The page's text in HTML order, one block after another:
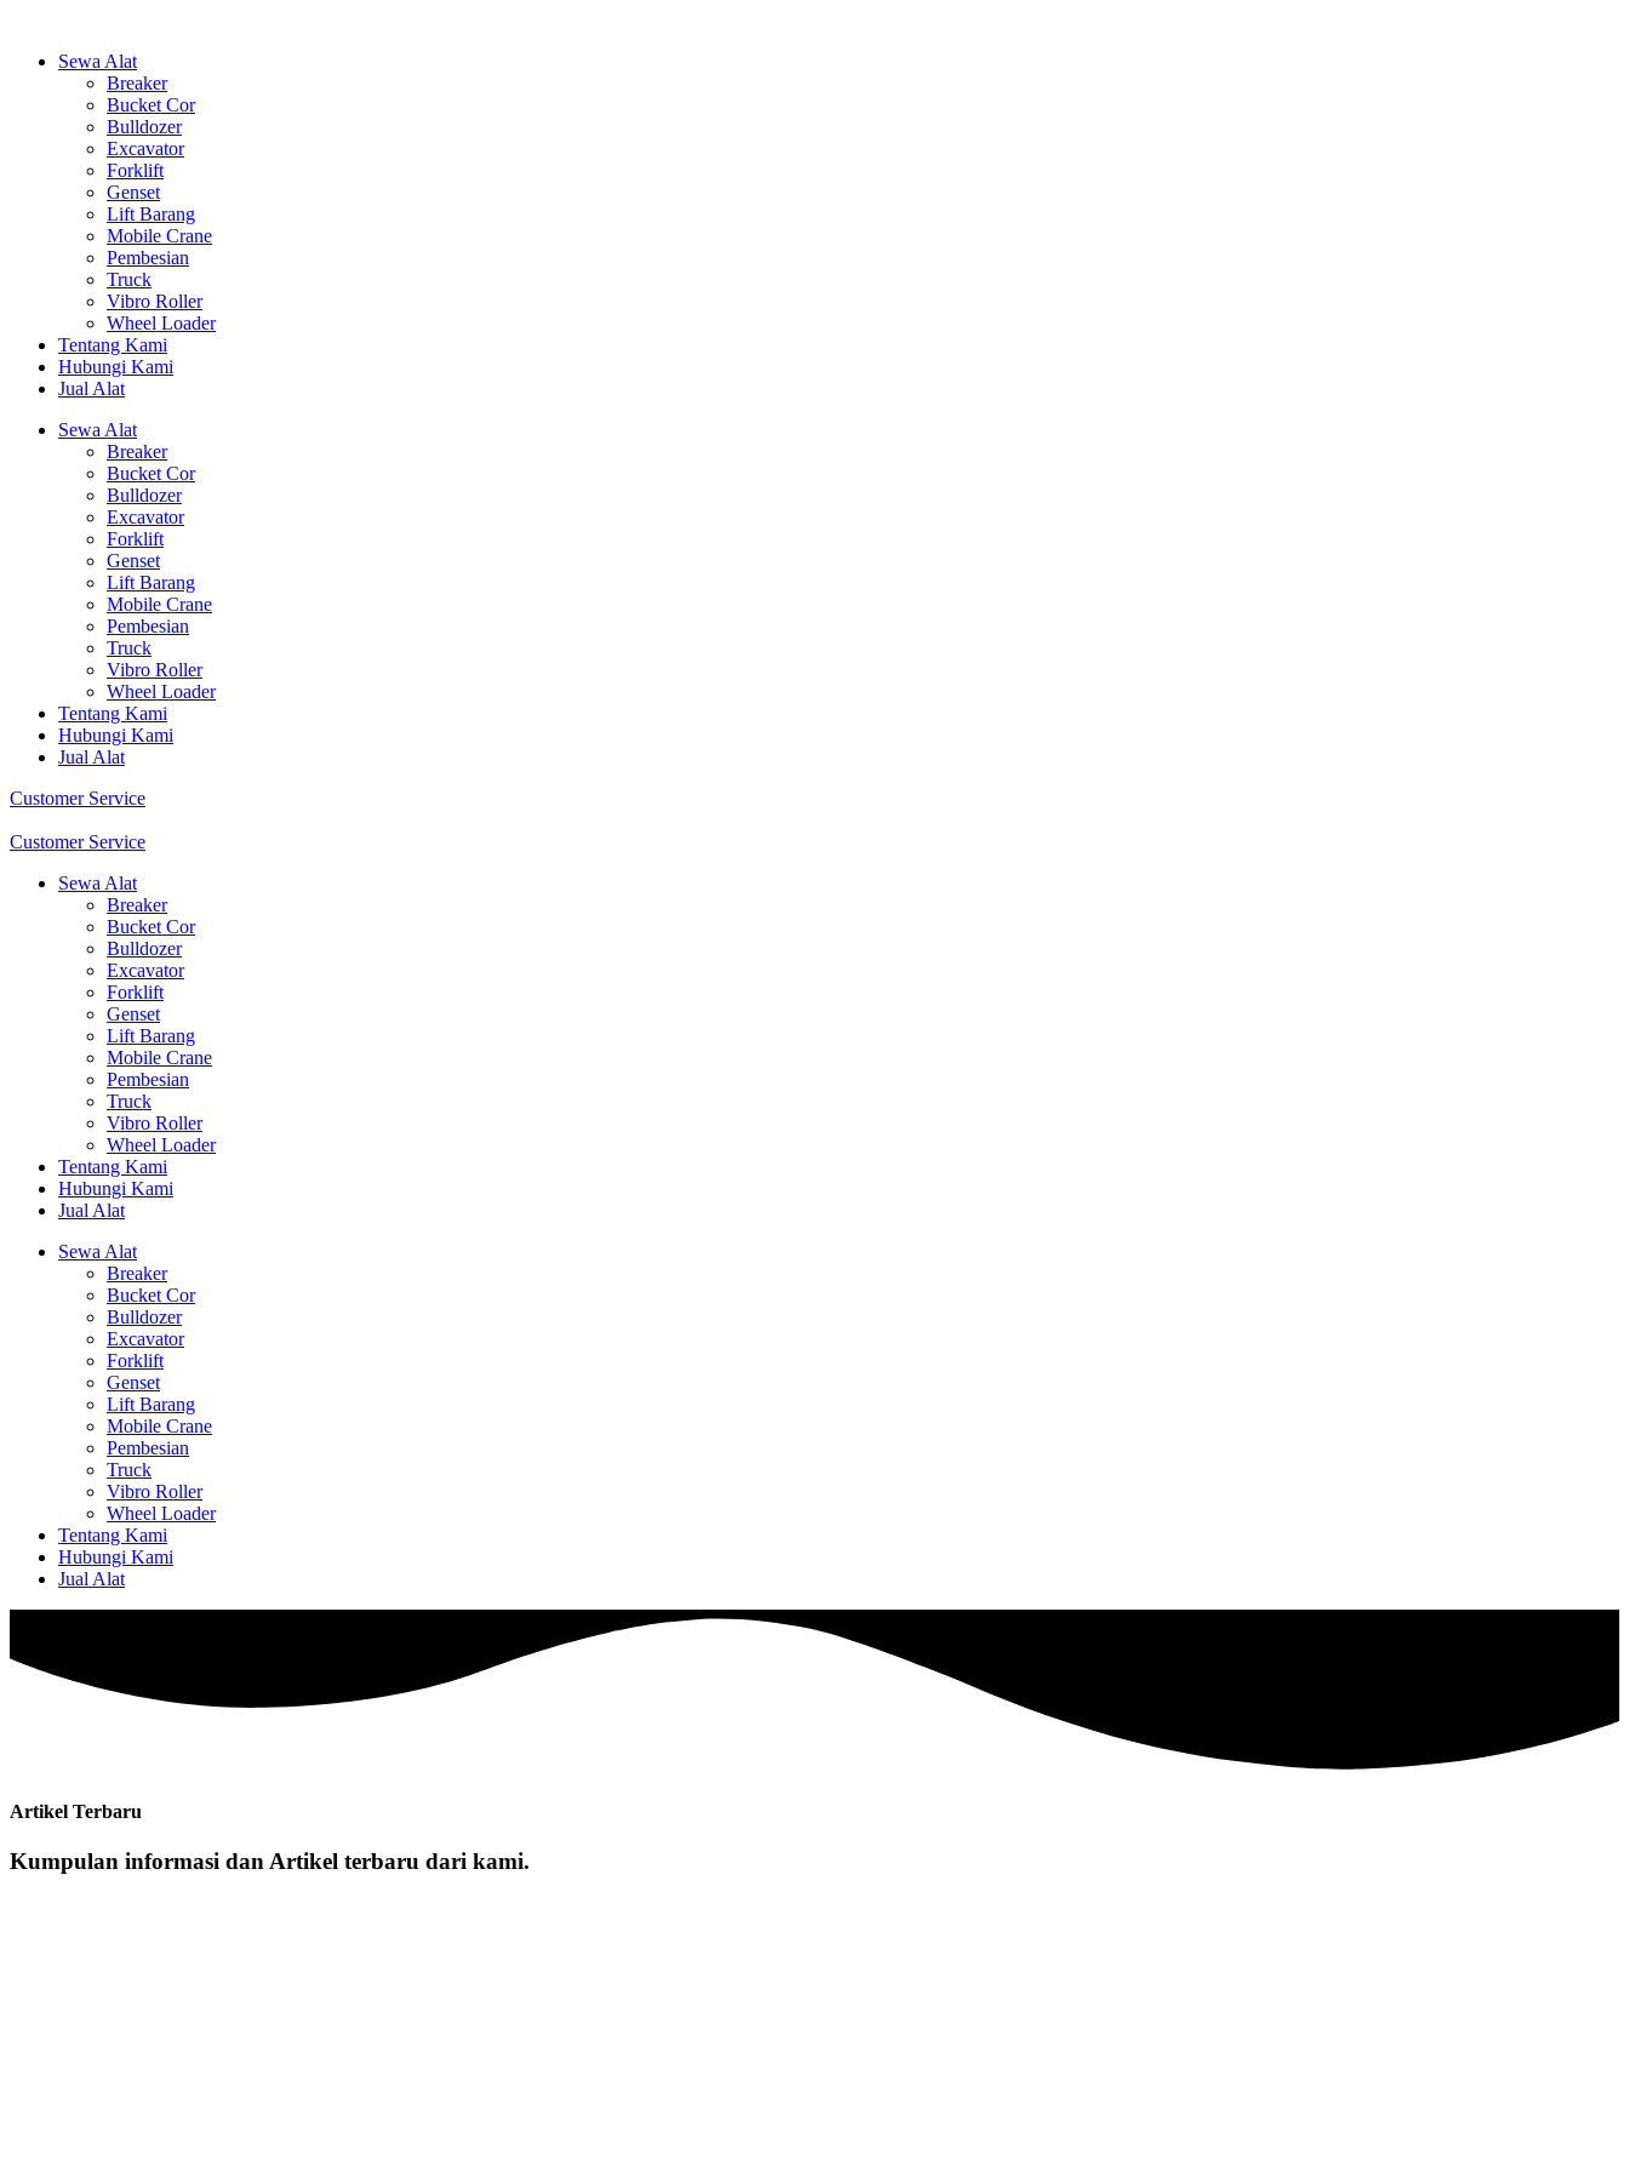
Sewa Alat
Breaker
Bucket Cor
Bulldozer
Excavator
Forklift
Genset
Lift Barang
Mobile Crane
Pembesian
Truck
Vibro Roller
Wheel Loader
Tentang Kami
Hubungi Kami
Jual Alat
Sewa Alat
Breaker
Bucket Cor
Bulldozer
Excavator
Forklift
Genset
Lift Barang
Mobile Crane
Pembesian
Truck
Vibro Roller
Wheel Loader
Tentang Kami
Hubungi Kami
Jual Alat
Customer Service
Customer Service
Sewa Alat
Breaker
Bucket Cor
Bulldozer
Excavator
Forklift
Genset
Lift Barang
Mobile Crane
Pembesian
Truck
Vibro Roller
Wheel Loader
Tentang Kami
Hubungi Kami
Jual Alat
Sewa Alat
Breaker
Bucket Cor
Bulldozer
Excavator
Forklift
Genset
Lift Barang
Mobile Crane
Pembesian
Truck
Vibro Roller
Wheel Loader
Tentang Kami
Hubungi Kami
Jual Alat
Artikel Terbaru
Kumpulan informasi dan Artikel terbaru dari kami.